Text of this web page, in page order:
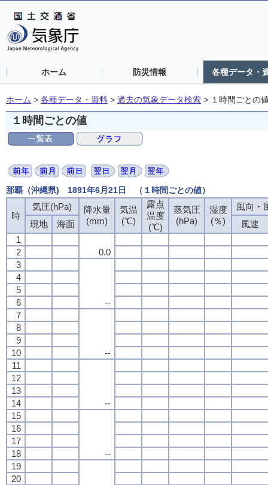
ホーム 防災情報 各種データ・
ホーム > 各種データ・資料 > 過去の気象データ検索 > １時間ごとの
１時間ごとの値
那覇（沖縄県) 1891年6月21日 （１時間ごとの値）
時
気圧(hPa)
降水量
(mm)
気温
(℃)
露点
温度
(℃)
蒸気圧
(hPa)
湿度
(％)
風向・
現地
海面
風速
1
0.0
2
3
--
4
5
6
7
--
8
9
10
11
--
12
13
14
15
--
16
17
18
19
20
時
気圧(hPa)
降水量
(mm)
気温
(℃)
露点
温度
(℃)
蒸気圧
(hPa)
湿度
(％)
風向・
現地
海面
風速
1
0.0
2
3
--
4
5
6
7
--
8
9
10
11
--
12
13
14
15
--
16
17
18
19
20
時
気圧(hPa)
降水量
(mm)
気温
(℃)
露点
温度
(℃)
蒸気圧
(hPa)
湿度
(％)
風向・
現地
海面
風速
1
0.0
2
3
--
4
5
6
7
--
8
9
10
11
--
12
13
14
15
--
16
17
18
19
20
時
気圧(hPa)
降水量
(mm)
気温
(℃)
露点
温度
(℃)
蒸気圧
(hPa)
湿度
(％)
風向・
現地
海面
風速
1
0.0
2
3
--
4
5
6
7
--
8
9
10
11
--
12
13
14
15
--
16
17
18
19
20